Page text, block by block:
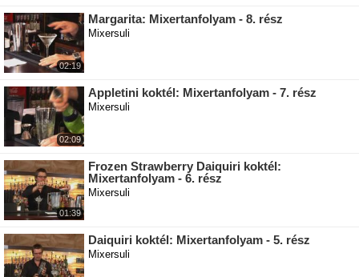
02:19
Margarita: Mixertanfolyam - 8. rész
Mixersuli
02:09
Appletini koktél: Mixertanfolyam - 7. rész
Mixersuli
01:39
Frozen Strawberry Daiquiri koktél:
Mixertanfolyam - 6. rész
Mixersuli
Daiquiri koktél: Mixertanfolyam - 5. rész
Mixersuli